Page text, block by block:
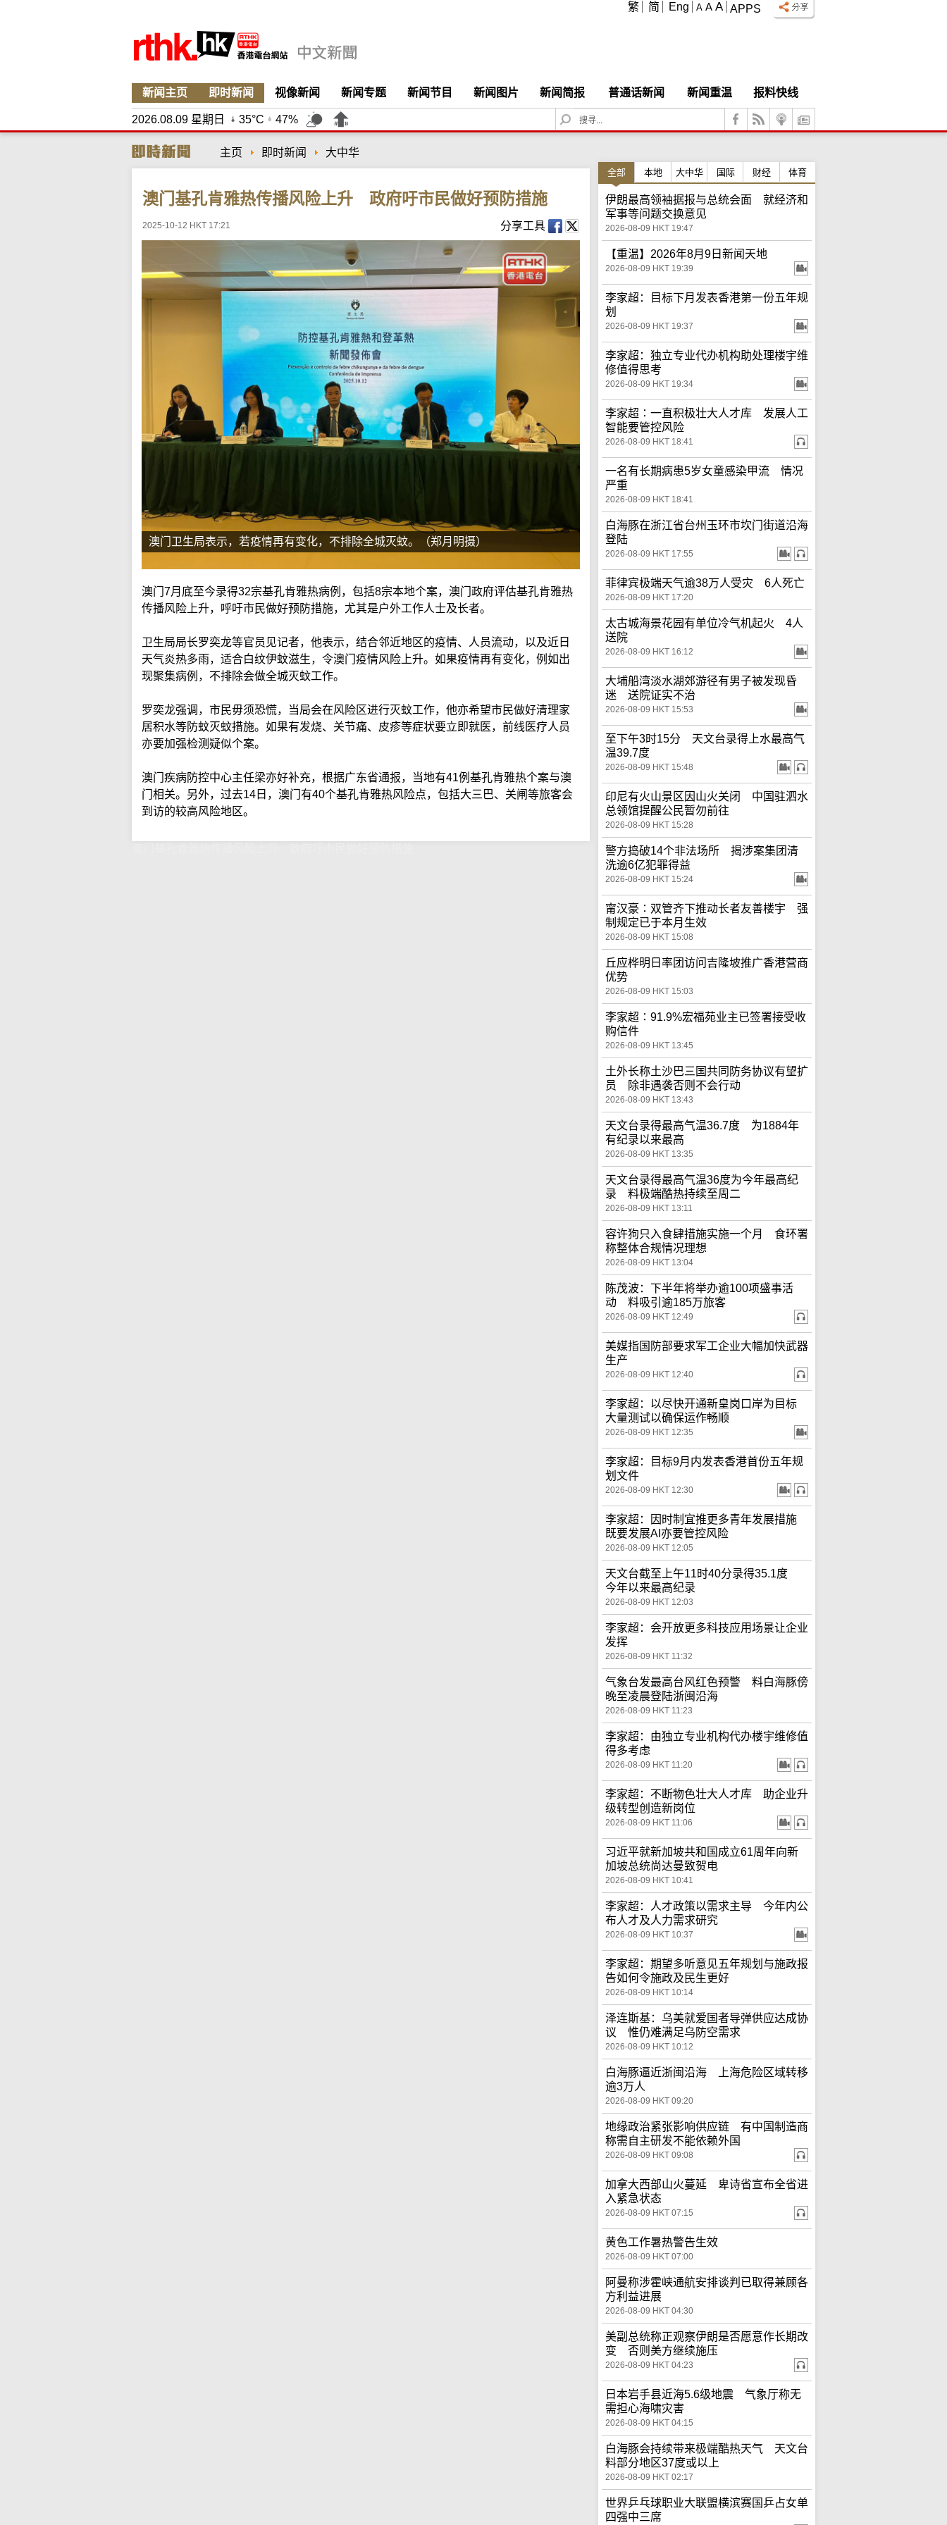
APPS
A A A
繁 简 Eng
新闻主页 即时新闻 视像新闻 新闻专题 新闻节目 新闻图片 新闻简报 普通话新闻 新闻重温 报料快线
2026.08.09 星期日 35°C 47%
S
e
c
主页 即时新闻 大中华
澳门基孔肯雅热传播风险上升 政府吁市民做好预防措施
2025-10-12 HKT 17:21 分享工具
澳门卫生局表示，若疫情再有变化，不排除全城灭蚊。（郑月明摄）
澳门7月底至今录得32宗基孔肯雅热病例，包括8宗本地个案，澳门政府评估基孔肯雅热
传播风险上升，呼吁市民做好预防措施，尤其是户外工作人士及长者。
卫生局局长罗奕龙等官员见记者，他表示，结合邻近地区的疫情、人员流动，以及近日
天气炎热多雨，适合白纹伊蚊滋生，令澳门疫情风险上升。如果疫情再有变化，例如出
现聚集病例，不排除会做全城灭蚊工作。
罗奕龙强调，市民毋须恐慌，当局会在风险区进行灭蚊工作，他亦希望市民做好清理家
居积水等防蚊灭蚊措施。如果有发烧、关节痛、皮疹等症状要立即就医，前线医疗人员
亦要加强检测疑似个案。
澳门疾病防控中心主任梁亦好补充，根据广东省通报，当地有41例基孔肯雅热个案与澳
门相关。另外，过去14日，澳门有40个基孔肯雅热风险点，包括大三巴、关闸等旅客会
到访的较高风险地区。
全部 本地 大中华 国际 财经 体育
伊朗最高领袖据报与总统会面 就经济和
军事等问题交换意见
2026-08-09 HKT 19:47
【重温】2026年8月9日新闻天地
2026-08-09 HKT 19:39
李家超：目标下月发表香港第一份五年规
划
2026-08-09 HKT 19:37
李家超：独立专业代办机构助处理楼宇维
修值得思考
2026-08-09 HKT 19:34
李家超∶一直积极壮大人才库 发展人工
智能要管控风险
2026-08-09 HKT 18:41
一名有长期病患5岁女童感染甲流 情况
严重
2026-08-09 HKT 18:41
白海豚在浙江省台州玉环市坎门街道沿海
登陆
2026-08-09 HKT 17:55
菲律宾极端天气逾38万人受灾 6人死亡
2026-08-09 HKT 17:20
太古城海景花园有单位冷气机起火 4人
送院
2026-08-09 HKT 16:12
大埔船湾淡水湖郊游径有男子被发现昏
迷 送院证实不治
2026-08-09 HKT 15:53
至下午3时15分 天文台录得上水最高气
温39.7度
2026-08-09 HKT 15:48
印尼有火山景区因山火关闭 中国驻泗水
总领馆提醒公民暂勿前往
2026-08-09 HKT 15:28
警方捣破14个非法场所 揭涉案集团清
洗逾6亿犯罪得益
2026-08-09 HKT 15:24
甯汉豪∶双管齐下推动长者友善楼宇 强
制规定已于本月生效
2026-08-09 HKT 15:08
丘应桦明日率团访问吉隆坡推广香港营商
优势
2026-08-09 HKT 15:03
李家超∶91.9%宏福苑业主已签署接受收
购信件
2026-08-09 HKT 13:45
土外长称土沙巴三国共同防务协议有望扩
员 除非遇袭否则不会行动
2026-08-09 HKT 13:43
天文台录得最高气温36.7度 为1884年
有纪录以来最高
2026-08-09 HKT 13:35
天文台录得最高气温36度为今年最高纪
录 料极端酷热持续至周二
2026-08-09 HKT 13:11
容许狗只入食肆措施实施一个月 食环署
称整体合规情况理想
2026-08-09 HKT 13:04
陈茂波：下半年将举办逾100项盛事活
动 料吸引逾185万旅客
2026-08-09 HKT 12:49
美媒指国防部要求军工企业大幅加快武器
生产
2026-08-09 HKT 12:40
李家超：以尽快开通新皇岗口岸为目标
大量测试以确保运作畅顺
2026-08-09 HKT 12:35
李家超：目标9月内发表香港首份五年规
划文件
2026-08-09 HKT 12:30
李家超：因时制宜推更多青年发展措施
既要发展AI亦要管控风险
2026-08-09 HKT 12:05
天文台截至上午11时40分录得35.1度
今年以来最高纪录
2026-08-09 HKT 12:03
李家超：会开放更多科技应用场景让企业
发挥
2026-08-09 HKT 11:32
气象台发最高台风红色预警 料白海豚傍
晚至凌晨登陆浙闽沿海
2026-08-09 HKT 11:23
李家超：由独立专业机构代办楼宇维修值
得多考虑
2026-08-09 HKT 11:20
李家超：不断物色壮大人才库 助企业升
级转型创造新岗位
2026-08-09 HKT 11:06
习近平就新加坡共和国成立61周年向新
加坡总统尚达曼致贺电
2026-08-09 HKT 10:41
李家超：人才政策以需求主导 今年内公
布人才及人力需求研究
2026-08-09 HKT 10:37
李家超：期望多听意见五年规划与施政报
告如何令施政及民生更好
2026-08-09 HKT 10:14
泽连斯基：乌美就爱国者导弹供应达成协
议 惟仍难满足乌防空需求
2026-08-09 HKT 10:12
白海豚逼近浙闽沿海 上海危险区域转移
逾3万人
2026-08-09 HKT 09:20
地缘政治紧张影响供应链 有中国制造商
称需自主研发不能依赖外国
2026-08-09 HKT 09:08
加拿大西部山火蔓延 卑诗省宣布全省进
入紧急状态
2026-08-09 HKT 07:15
黄色工作暑热警告生效
2026-08-09 HKT 07:00
阿曼称涉霍峡通航安排谈判已取得兼顾各
方利益进展
2026-08-09 HKT 04:30
美副总统称正观察伊朗是否愿意作长期改
变 否则美方继续施压
2026-08-09 HKT 04:23
日本岩手县近海5.6级地震 气象厅称无
需担心海啸灾害
2026-08-09 HKT 04:15
白海豚会持续带来极端酷热天气 天文台
料部分地区37度或以上
2026-08-09 HKT 02:17
世界乒乓球职业大联盟横滨赛国乒占女单
四强中三席